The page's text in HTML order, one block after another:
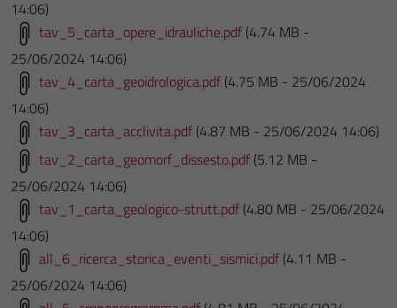
14:06)
tav_5_carta_opere_idrauliche.pdf (4.74 MB -
25/06/2024 14:06)
tav_4_carta_geoidrologica.pdf (4.75 MB - 25/06/2024
14:06)
tav_3_carta_acclivita.pdf (4.87 MB - 25/06/2024 14:06)
tav_2_carta_geomorf_dissesto.pdf (5.12 MB -
25/06/2024 14:06)
tav_1_carta_geologico-strutt.pdf (4.80 MB - 25/06/2024
14:06)
all_6_ricerca_storica_eventi_sismici.pdf (4.11 MB -
25/06/2024 14:06)